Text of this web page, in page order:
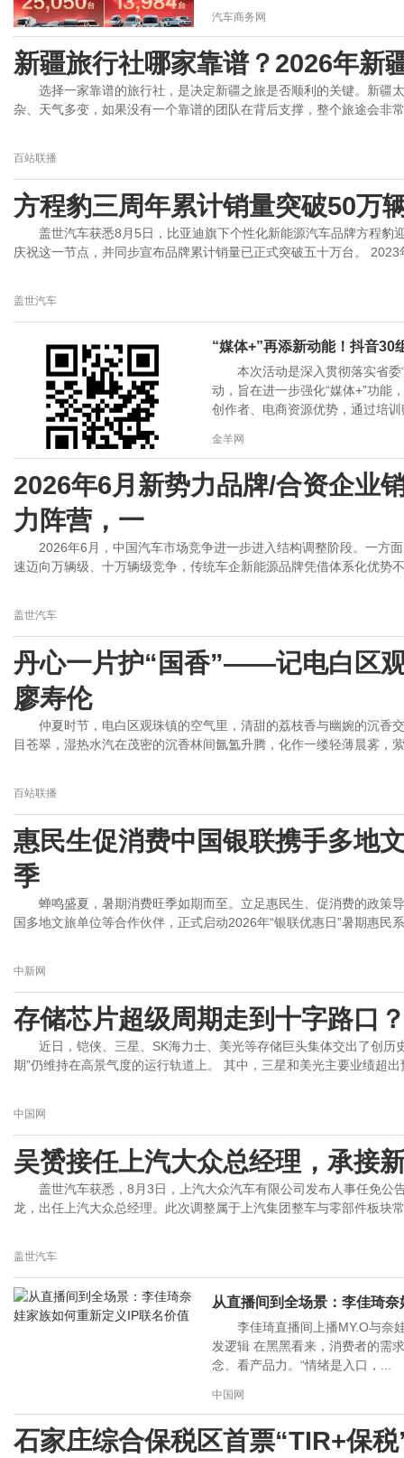
汽车商务网
新疆旅行社哪家靠谱？2026年新
选择一家靠谱的旅行社，是决定新疆之旅是否顺利的关键。新疆
杂、天气多变，如果没有一个靠谱的团队在背后支撑，整个旅途会非
百站联播
方程豹三周年累计销量突破50万
盖世汽车获悉8月5日，比亚迪旗下个性化新能源汽车品牌方程豹
庆祝这一节点，并同步宣布品牌累计销量已正式突破五十万台。 2023
盖世汽车
“媒体+”再添新动能！抖音30
本次活动是深入贯彻落实省
动，旨在进一步强化“媒体+”功能
创作者、电商资源优势，通过培
金羊网
2026年6月新势力品牌/合资企业
力阵营，一
2026年6月，中国汽车市场竞争进一步进入结构调整阶段。一方
速迈向万辆级、十万辆级竞争，传统车企新能源品牌凭借体系化优势
盖世汽车
丹心一片护“国香”——记电白区
廖寿伦
仲夏时节，电白区观珠镇的空气里，清甜的荔枝香与幽婉的沉香
目苍翠，湿热水汽在茂密的沉香林间氤氲升腾，化作一缕轻薄晨雾，
百站联播
惠民生促消费中国银联携手多地
季
蝉鸣盛夏，暑期消费旺季如期而至。立足惠民生、促消费的政策
国多地文旅单位等合作伙伴，正式启动2026年“银联优惠日”暑期惠民
中新网
存储芯片超级周期走到十字路口
近日，铠侠、三星、SK海力士、美光等存储巨头集体交出了创历
期”仍维持在高景气度的运行轨道上。 其中，三星和美光主要业绩超
中国网
吴赟接任上汽大众总经理，承接
盖世汽车获悉，8月3日，上汽大众汽车有限公司发布人事任免公
龙，出任上汽大众总经理。此次调整属于上汽集团整车与零部件板块
盖世汽车
从直播间到全场景：李佳琦
李佳琦直播间上播MY.O与奈
发逻辑 在黑黑看来，消费者的需
念、看产品力。“情绪是入口，...
中国网
石家庄综合保税区首票“TIR+保